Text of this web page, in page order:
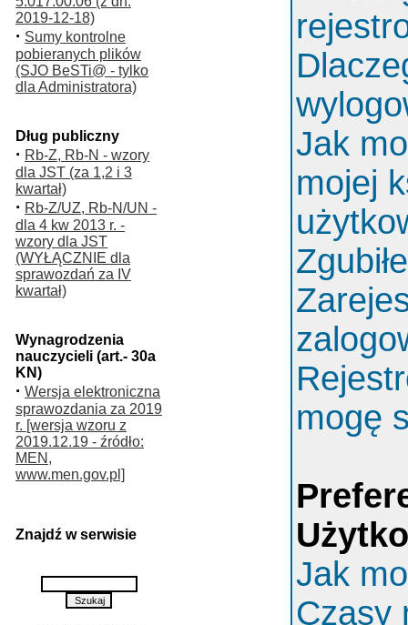
2019-12-18)
· Sumy kontrolne
pobieranych plików
(SJO BeSTi@ - tylko
dla Administratora)
Dług publiczny
· Rb-Z, Rb-N - wzory
dla JST (za 1,2 i 3
kwartał)
· Rb-Z/UZ, Rb-N/UN -
dla 4 kw 2013 r. -
wzory dla JST
(WYŁĄCZNIE dla
sprawozdań za IV
kwartał)
Wynagrodzenia
nauczycieli (art.- 30a
KN)
· Wersja elektroniczna
sprawozdania za 2019
r. [wersja wzoru z
2019.12.19 - źródło:
MEN,
www.men.gov.pl]
Znajdź w serwisie
Jak
mojej
mogę
Jak
Czasy